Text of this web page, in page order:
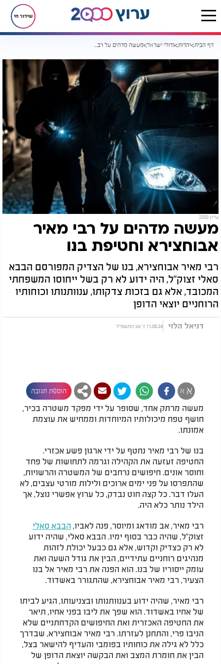
שידור חי
דף הבית יהדות גדולי ישראל מעשה מדהים על רבי מאיר אבוחצירא וחטיפת בנו
ערוץ 2000
מעשה מדהים על רבי מאיר
אבוחצירא וחטיפת בנו
רבי מאיר אבוחצירא, בנו של הצדיק המפורסם הבבא
סאלי זצוק"ל, היה ידוע לא רק בשל ייחוסו המשפחתי
המכובד, אלא גם בזכות צדקותו, ענוותנותו וכוחותיו
הרוחניים יוצאי הדופן
דניאל הלוי 11.08.24 ז' אב התשפ"ד
א א הוספת תגובה
מעשה מרתק אחד, שסופר על ידי מפקד משטרה בכיר,
חושף טפח מיכולותיו המיוחדות וממחיש את עוצמת
אמונתו.
בנו של רבי מאיר נחטף על ידי ארגון פשע אכזרי.
החטיפה זעזעה את הקהילה וגרמה לתחושות של פחד
וחוסר אונים. חיפושים נרחבים של המשטרה והרשויות,
שהתפרסו על פני ימים ארוכים ולילות מורטי עצבים, לא
העלו דבר. כל קצה חוט נבדק, כל ערוץ אפשרי נוצל, אך
הילד נותר כלא היה.
רבי מאיר, אב מודאג ומיוסר, פנה לאביו, הבבא סאלי
זצוק"ל, שהיה כבר בסוף ימיו. הבבא סאלי, שהיה ידוע
לא רק כצדיק וקדוש, אלא גם כבעל יכולת לזהות
מנהיגים רוחניים עתידיים, הבין את גודל השעה ואת
עומק ייסוריו של בנו. הוא הפנה את רבי מאיר אל בנו
הצעיר, רבי מאיר אבוחצירא, שהתגורר באשדוד.
רבי מאיר, שהיה ידוע בענוותנותו ובצניעותו, הגיע לביתו
של אחיו באשדוד. הוא שפך את ליבו בפני אחיו, תיאר
את החטיפה האכזרית ואת החיפושים הקדחתניים שלא
הניבו פרי, והתחנן לעזרתו. רבי מאיר אבוחצירא, שבדרך
כלל לא גילה את כוחותיו בפומבי והעדיף להישאר בצל,
הבין את חומרת המצב ואת הבקשה יוצאת הדופן של